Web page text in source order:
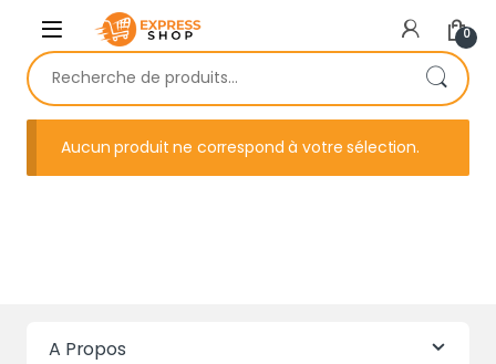
Skip to navigation
Skip to content
0
Recherche pour :
Aucun produit ne correspond à votre sélection.
A Propos